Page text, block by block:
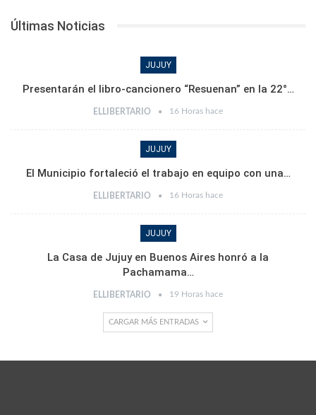
Últimas Noticias
JUJUY
Presentarán el libro-cancionero “Resuenan” en la 22°…
ELLIBERTARIO 16 Horas hace
JUJUY
El Municipio fortaleció el trabajo en equipo con una…
ELLIBERTARIO 16 Horas hace
JUJUY
La Casa de Jujuy en Buenos Aires honró a la
Pachamama…
ELLIBERTARIO 19 Horas hace
CARGAR MÁS ENTRADAS